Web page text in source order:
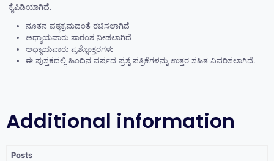
ಕೈಪಿಡಿಯಾಗಿದೆ.
ನೂತನ ಪಠ್ಯಕ್ರಮದಂತೆ ರಚಿಸಲಾಗಿದೆ
ಅಧ್ಯಾಯವಾರು ಸಾರಂಶ ನೀಡಲಾಗಿದೆ
ಅಧ್ಯಾಯವಾರು ಪ್ರಶ್ನೋತ್ತರಗಳು
ಈ ಪುಸ್ತಕದಲ್ಲಿ ಹಿಂದಿನ ವರ್ಷದ ಪ್ರಶ್ನೆ ಪತ್ರಿಕೆಗಳನ್ನು ಉತ್ತರ ಸಹಿತ ವಿವರಿಸಲಾಗಿದೆ.
Additional information
Posts